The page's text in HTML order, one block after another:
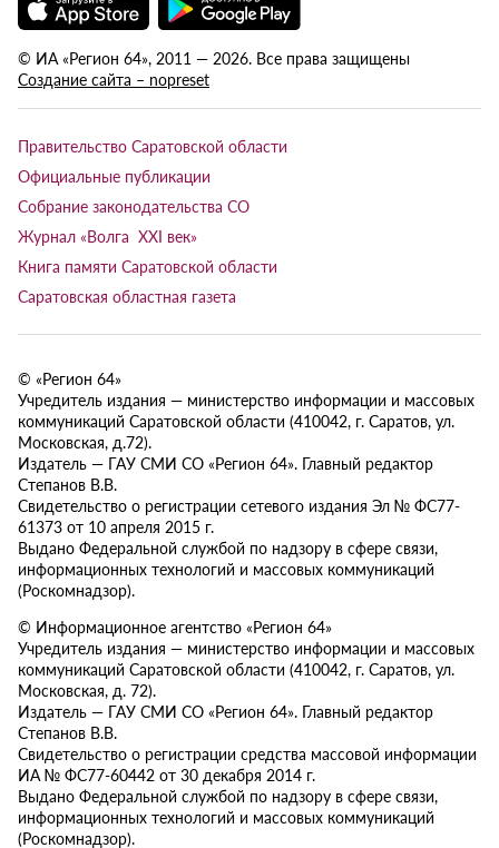
© ИА «Регион 64», 2011 — 2026. Все права защищены
Создание сайта – nopreset
Правительство Саратовской области
Официальные публикации
Собрание законодательства СО
Журнал «Волга XXI век»
Книга памяти Саратовской области
Саратовская областная газета
© «Регион 64»
Учредитель издания — министерство информации и массовых
коммуникаций Саратовской области (410042, г. Саратов, ул.
Московская, д.72).
Издатель — ГАУ СМИ СО «Регион 64». Главный редактор
Степанов В.В.
Свидетельство о регистрации сетевого издания Эл № ФС77-
61373 от 10 апреля 2015 г.
Выдано Федеральной службой по надзору в сфере связи,
информационных технологий и массовых коммуникаций
(Роскомнадзор).
© Информационное агентство «Регион 64»
Учредитель издания — министерство информации и массовых
коммуникаций Саратовской области (410042, г. Саратов, ул.
Московская, д. 72).
Издатель — ГАУ СМИ СО «Регион 64». Главный редактор
Степанов В.В.
Свидетельство о регистрации средства массовой информации
ИА № ФС77-60442 от 30 декабря 2014 г.
Выдано Федеральной службой по надзору в сфере связи,
информационных технологий и массовых коммуникаций
(Роскомнадзор).